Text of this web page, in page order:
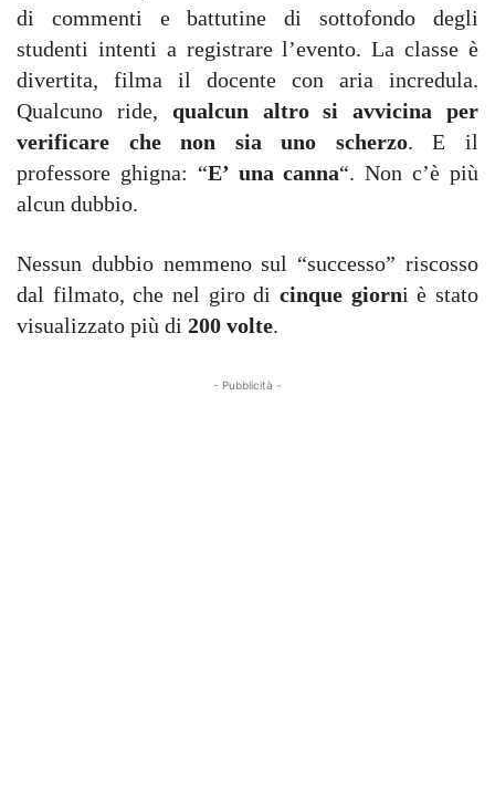
di commenti e battutine di sottofondo degli
studenti intenti a registrare l’evento. La classe è
divertita, filma il docente con aria incredula.
Qualcuno ride, qualcun altro si avvicina per
verificare che non sia uno scherzo. E il
professore ghigna: “E’ una canna“. Non c’è più
alcun dubbio.
Nessun dubbio nemmeno sul “successo” riscosso
dal filmato, che nel giro di cinque giorni è stato
visualizzato più di 200 volte.
- Pubblicità -